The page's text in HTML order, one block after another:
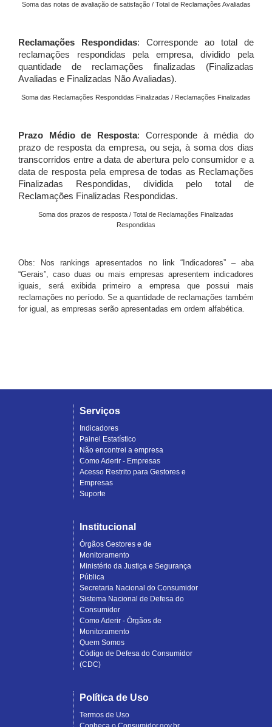
Soma das notas de avaliação de satisfação / Total de Reclamações Avaliadas
Reclamações Respondidas: Corresponde ao total de
reclamações respondidas pela empresa, dividido pela
quantidade de reclamações finalizadas (Finalizadas
Avaliadas e Finalizadas Não Avaliadas).
Soma das Reclamações Respondidas Finalizadas / Reclamações Finalizadas
Prazo Médio de Resposta: Corresponde à média do
prazo de resposta da empresa, ou seja, à soma dos dias
transcorridos entre a data de abertura pelo consumidor e a
data de resposta pela empresa de todas as Reclamações
Finalizadas Respondidas, dividida pelo total de
Reclamações Finalizadas Respondidas.
Soma dos prazos de resposta / Total de Reclamações Finalizadas
Respondidas
Obs: Nos rankings apresentados no link “Indicadores” – aba
“Gerais”, caso duas ou mais empresas apresentem indicadores
iguais, será exibida primeiro a empresa que possui mais
reclamações no período. Se a quantidade de reclamações também
for igual, as empresas serão apresentadas em ordem alfabética.
Serviços
Indicadores
Painel Estatístico
Não encontrei a empresa
Como Aderir - Empresas
Acesso Restrito para Gestores e
Empresas
Suporte
Institucional
Órgãos Gestores e de
Monitoramento
Ministério da Justiça e Segurança
Pública
Secretaria Nacional do Consumidor
Sistema Nacional de Defesa do
Consumidor
Como Aderir - Órgãos de
Monitoramento
Quem Somos
Código de Defesa do Consumidor
(CDC)
Política de Uso
Termos de Uso